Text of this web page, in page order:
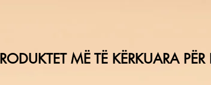
MË TË KËRKUARA